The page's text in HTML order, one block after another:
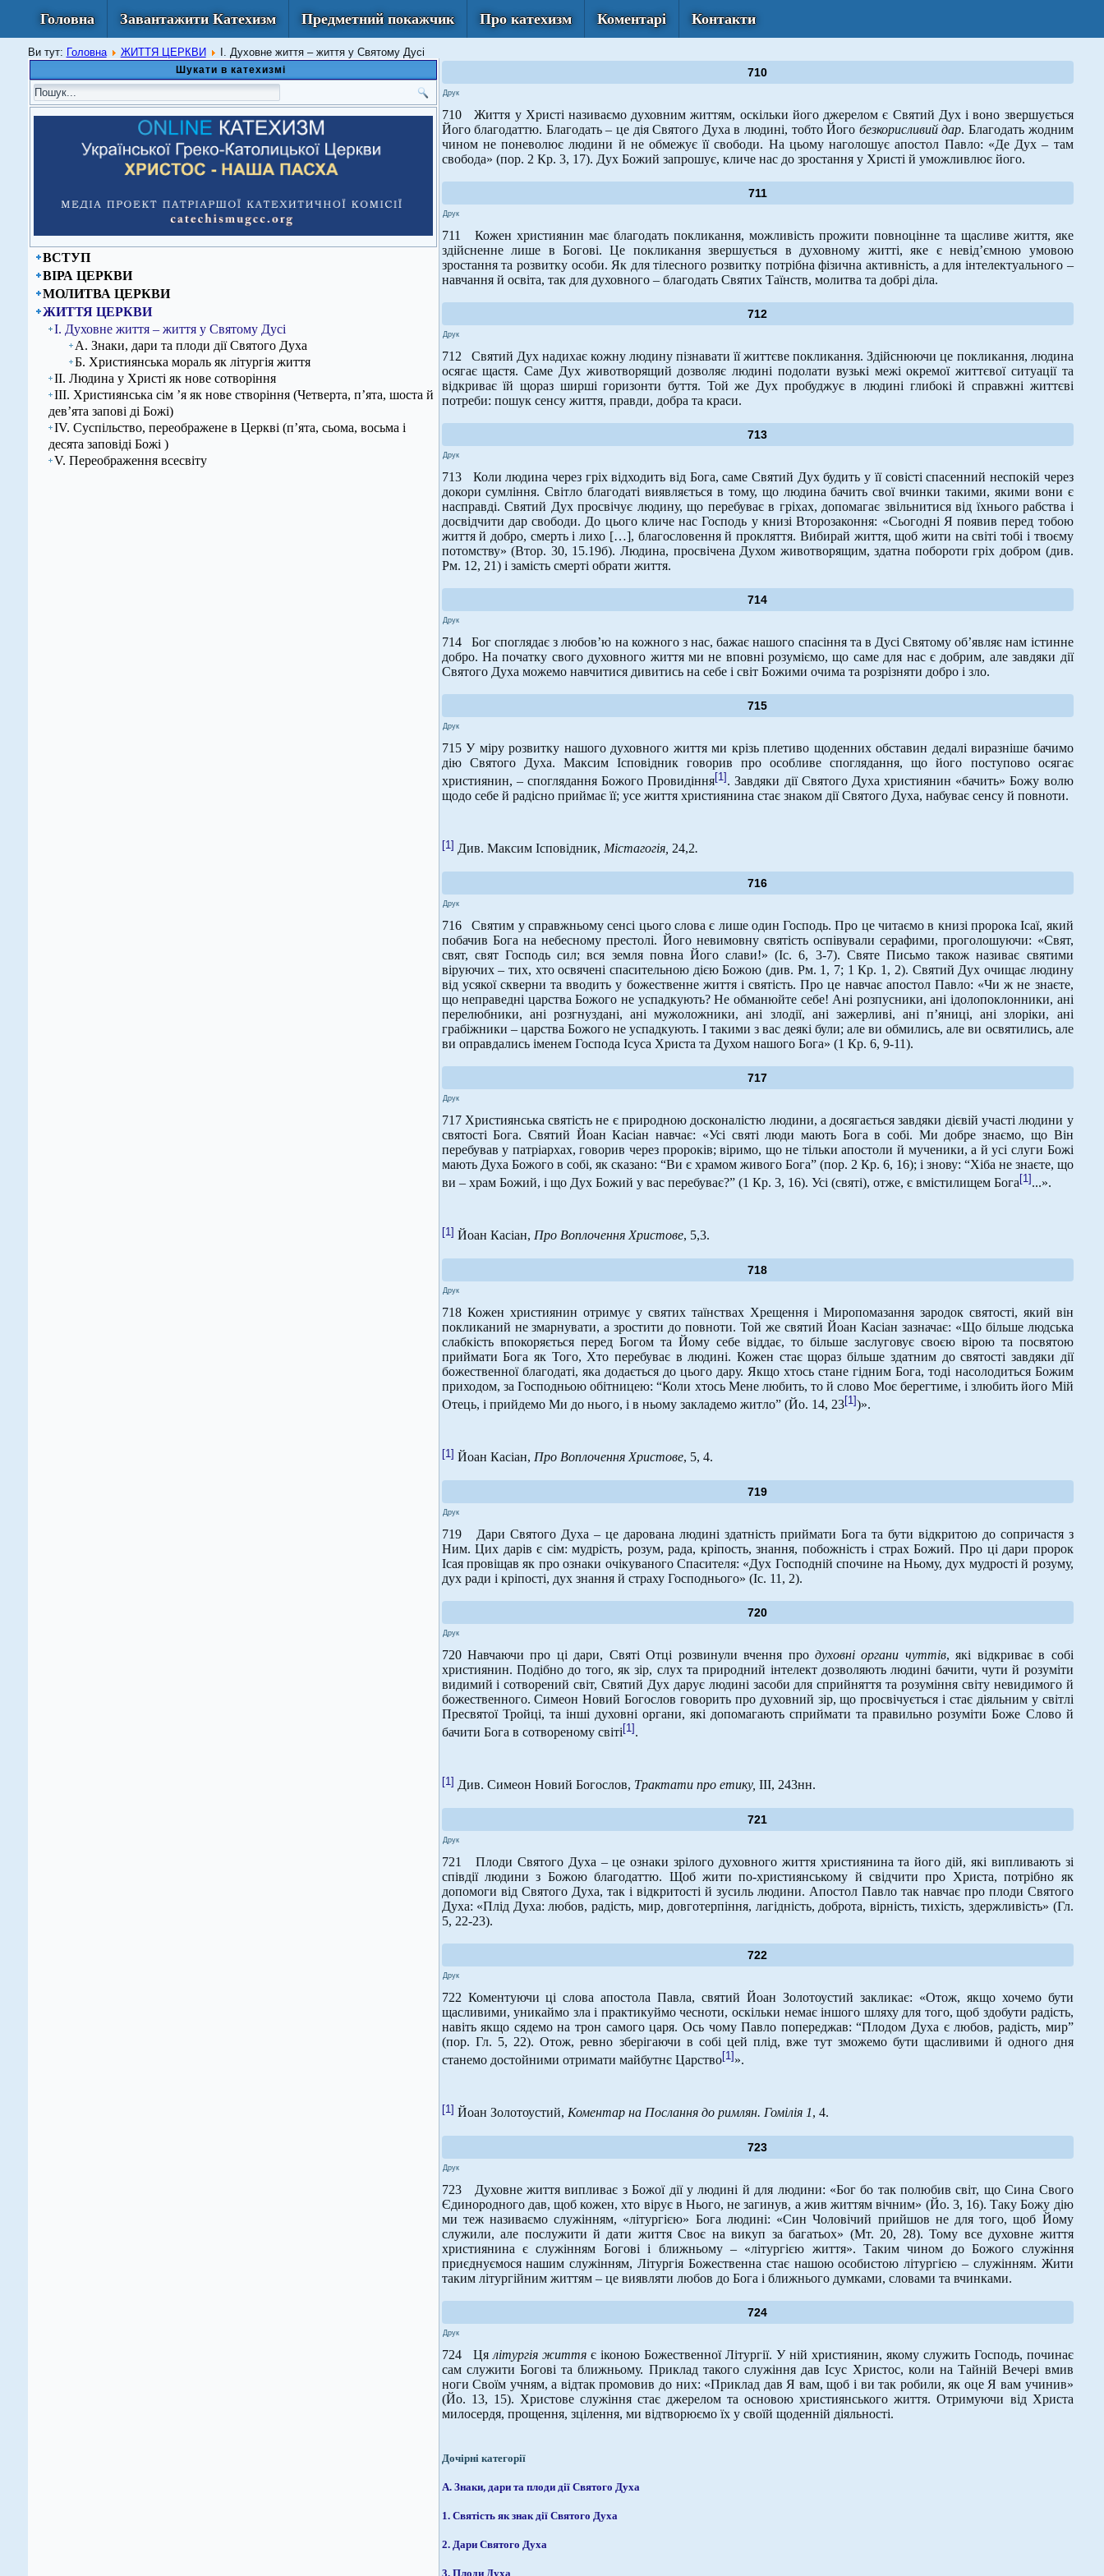
Головна Завантажити Катехизм Предметний покажчик Про катехизм Коментарі Контакти
Ви тут: Головна ЖИТТЯ ЦЕРКВИ І. Духовне життя – життя у Святому Дусі
Шукати в катехизмі
ВСТУП
ВІРА ЦЕРКВИ
МОЛИТВА ЦЕРКВИ
ЖИТТЯ ЦЕРКВИ
І. Духовне життя – життя у Святому Дусі
А. Знаки, дари та плоди дії Святого Духа
Б. Християнська мораль як літургія життя
ІІ. Людина у Христі як нове сотворіння
ІІІ. Християнська сім ’я як нове створіння (Четверта, п’ята, шоста й
дев’ята запові ді Божі)
IV. Суспільство, переображене в Церкві (п’ята, сьома, восьма і
десята заповіді Божі )
V. Переображення всесвіту
710
Друк
710 Життя у Христі називаємо духовним життям, оскільки його джерелом є Святий Дух і воно звершується
Його благодаттю. Благодать – це дія Святого Духа в людині, тобто Його безкорисливий дар. Благодать жодним
чином не поневолює людини й не обмежує її свободи. На цьому наголошує апостол Павло: «Де Дух – там
свобода» (пор. 2 Кр. 3, 17). Дух Божий запрошує, кличе нас до зростання у Христі й уможливлює його.
711
Друк
711 Кожен християнин має благодать покликання, можливість прожити повноцінне та щасливе життя, яке
здійсненне лише в Богові. Це покликання звершується в духовному житті, яке є невід’ємною умовою
зростання та розвитку особи. Як для тілесного розвитку потрібна фізична активність, а для інтелектуального –
навчання й освіта, так для духовного – благодать Святих Таїнств, молитва та добрі діла.
712
Друк
712 Святий Дух надихає кожну людину пізнавати її життєве покликання. Здійснюючи це покликання, людина
осягає щастя. Саме Дух животворящий дозволяє людині подолати вузькі межі окремої життєвої ситуації та
відкриває їй щораз ширші горизонти буття. Той же Дух пробуджує в людині глибокі й справжні життєві
потреби: пошук сенсу життя, правди, добра та краси.
713
Друк
713 Коли людина через гріх відходить від Бога, саме Святий Дух будить у її совісті спасенний неспокій через
докори сумління. Світло благодаті виявляється в тому, що людина бачить свої вчинки такими, якими вони є
насправді. Святий Дух просвічує людину, що перебуває в гріхах, допомагає звільнитися від їхнього рабства і
досвідчити дар свободи. До цього кличе нас Господь у книзі Второзаконня: «Сьогодні Я появив перед тобою
життя й добро, смерть і лихо […], благословення й прокляття. Вибирай життя, щоб жити на світі тобі і твоєму
потомству» (Втор. 30, 15.19б). Людина, просвічена Духом животворящим, здатна побороти гріх добром (див.
Рм. 12, 21) і замість смерті обрати життя.
714
Друк
714 Бог споглядає з любов’ю на кожного з нас, бажає нашого спасіння та в Дусі Святому об’являє нам істинне
добро. На початку свого духовного життя ми не вповні розуміємо, що саме для нас є добрим, але завдяки дії
Святого Духа можемо навчитися дивитись на себе і світ Божими очима та розрізняти добро і зло.
715
Друк
715 У міру розвитку нашого духовного життя ми крізь плетиво щоденних обставин дедалі виразніше бачимо
дію Святого Духа. Максим Ісповідник говорив про особливе споглядання, що його поступово осягає
християнин, – споглядання Божого Провидіння[1] . Завдяки дії Святого Духа християнин «бачить» Божу волю
щодо себе й радісно приймає її; усе життя християнина стає знаком дії Святого Духа, набуває сенсу й повноти.
[1] Див. Максим Ісповідник, Містагогія, 24,2.
716
Друк
716 Святим у справжньому сенсі цього слова є лише один Господь. Про це читаємо в книзі пророка Ісаї, який
побачив Бога на небесному престолі. Його невимовну святість оспівували серафими, проголошуючи: «Свят,
свят, свят Господь сил; вся земля повна Його слави!» (Іс. 6, 3-7). Святе Письмо також називає святими
віруючих – тих, хто освячені спасительною дією Божою (див. Рм. 1, 7; 1 Кр. 1, 2). Святий Дух очищає людину
від усякої скверни та вводить у божественне життя і святість. Про це навчає апостол Павло: «Чи ж не знаєте,
що неправедні царства Божого не успадкують? Не обманюйте себе! Ані розпусники, ані ідолопоклонники, ані
перелюбники, ані розгнуздані, ані мужоложники, ані злодії, ані зажерливі, ані п’яниці, ані злоріки, ані
грабіжники – царства Божого не успадкують. І такими з вас деякі були; але ви обмились, але ви освятились, але
ви оправдались іменем Господа Ісуса Христа та Духом нашого Бога» (1 Кр. 6, 9-11).
717
Друк
717 Християнська святість не є природною досконалістю людини, а досягається завдяки дієвій участі людини у
святості Бога. Святий Йоан Касіан навчає: «Усі святі люди мають Бога в собі. Ми добре знаємо, що Він
перебував у патріархах, говорив через пророків; віримо, що не тільки апостоли й мученики, а й усі слуги Божі
мають Духа Божого в собі, як сказано: “Ви є храмом живого Бога” (пор. 2 Кр. 6, 16); і знову: “Хіба не знаєте, що
ви – храм Божий, і що Дух Божий у вас перебуває?” (1 Кр. 3, 16). Усі (святі), отже, є вмістилищем Бога [1] ...».
[1] Йоан Касіан, Про Воплочення Христове, 5,3.
718
Друк
718 Кожен християнин отримує у святих таїнствах Хрещення і Миропомазання зародок святості, який він
покликаний не змарнувати, а зростити до повноти. Той же святий Йоан Касіан зазначає: «Що більше людська
слабкість впокоряється перед Богом та Йому себе віддає, то більше заслуговує своєю вірою та посвятою
приймати Бога як Того, Хто перебуває в людині. Кожен стає щораз більше здатним до святості завдяки дії
божественної благодаті, яка додається до цього дару. Якщо хтось стане гідним Бога, тоді насолодиться Божим
приходом, за Господньою обітницею: “Коли хтось Мене любить, то й слово Моє берегтиме, і злюбить його Мій
Отець, і прийдемо Ми до нього, і в ньому закладемо житло” (Йо. 14, 23[1])».
[1] Йоан Касіан, Про Воплочення Христове, 5, 4.
719
Друк
719 Дари Святого Духа – це дарована людині здатність приймати Бога та бути відкритою до сопричастя з
Ним. Цих дарів є сім: мудрість, розум, рада, кріпость, знання, побожність і страх Божий. Про ці дари пророк
Ісая провіщав як про ознаки очікуваного Спасителя: «Дух Господній спочине на Ньому, дух мудрості й розуму,
дух ради і кріпості, дух знання й страху Господнього» (Іс. 11, 2).
720
Друк
720 Навчаючи про ці дари, Святі Отці розвинули вчення про духовні органи чуттів, які відкриває в собі
християнин. Подібно до того, як зір, слух та природний інтелект дозволяють людині бачити, чути й розуміти
видимий і сотворений світ, Святий Дух дарує людині засоби для сприйняття та розуміння світу невидимого й
божественного. Симеон Новий Богослов говорить про духовний зір, що просвічується і стає діяльним у світлі
Пресвятої Тройці, та інші духовні органи, які допомагають сприймати та правильно розуміти Боже Слово й
бачити Бога в сотвореному світі [1] .
[1] Див. Симеон Новий Богослов, Трактати про етику, ІІІ, 243нн.
721
Друк
721 Плоди Святого Духа – це ознаки зрілого духовного життя християнина та його дій, які випливають зі
співдії людини з Божою благодаттю. Щоб жити по-християнському й свідчити про Христа, потрібно як
допомоги від Святого Духа, так і відкритості й зусиль людини. Апостол Павло так навчає про плоди Святого
Духа: «Плід Духа: любов, радість, мир, довготерпіння, лагідність, доброта, вірність, тихість, здержливість» (Гл.
5, 22-23).
722
Друк
722 Коментуючи ці слова апостола Павла, святий Йоан Золотоустий закликає: «Отож, якщо хочемо бути
щасливими, уникаймо зла і практикуймо чесноти, оскільки немає іншого шляху для того, щоб здобути радість,
навіть якщо сядемо на трон самого царя. Ось чому Павло попереджав: “Плодом Духа є любов, радість, мир”
(пор. Гл. 5, 22). Отож, ревно зберігаючи в собі цей плід, вже тут зможемо бути щасливими й одного дня
станемо достойними отримати майбутнє Царство[1] ».
[1] Йоан Золотоустий, Коментар на Послання до римлян. Гомілія 1, 4.
723
Друк
723 Духовне життя випливає з Божої дії у людині й для людини: «Бог бо так полюбив світ, що Сина Свого
Єдинородного дав, щоб кожен, хто вірує в Нього, не загинув, а жив життям вічним» (Йо. 3, 16). Таку Божу дію
ми теж називаємо служінням, «літургією» Бога людині: «Син Чоловічий прийшов не для того, щоб Йому
служили, але послужити й дати життя Своє на викуп за багатьох» (Мт. 20, 28). Тому все духовне життя
християнина є служінням Богові і ближньому – «літургією життя». Таким чином до Божого служіння
приєднуємося нашим служінням, Літургія Божественна стає нашою особистою літургією – служінням. Жити
таким літургійним життям – це виявляти любов до Бога і ближнього думками, словами та вчинками.
724
Друк
724 Ця літургія життя є іконою Божественної Літургії. У ній християнин, якому служить Господь, починає
сам служити Богові та ближньому. Приклад такого служіння дав Ісус Христос, коли на Тайній Вечері вмив
ноги Своїм учням, а відтак промовив до них: «Приклад дав Я вам, щоб і ви так робили, як оце Я вам учинив»
(Йо. 13, 15). Христове служіння стає джерелом та основою християнського життя. Отримуючи від Христа
милосердя, прощення, зцілення, ми відтворюємо їх у своїй щоденній діяльності.
Дочірні категорії
А. Знаки, дари та плоди дії Святого Духа
1. Святість як знак дії Святого Духа
2. Дари Святого Духа
3. Плоди Духа